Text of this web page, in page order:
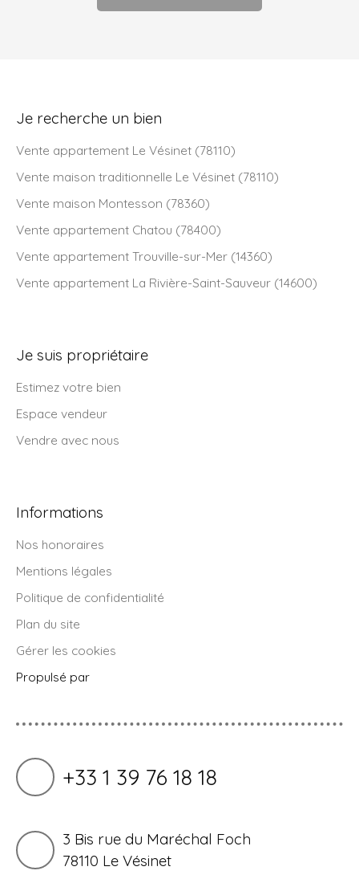
Je recherche un bien
Vente appartement Le Vésinet (78110)
Vente maison traditionnelle Le Vésinet (78110)
Vente maison Montesson (78360)
Vente appartement Chatou (78400)
Vente appartement Trouville-sur-Mer (14360)
Vente appartement La Rivière-Saint-Sauveur (14600)
Je suis propriétaire
Estimez votre bien
Espace vendeur
Vendre avec nous
Informations
Nos honoraires
Mentions légales
Politique de confidentialité
Plan du site
Gérer les cookies
Propulsé par
+33 1 39 76 18 18
3 Bis rue du Maréchal Foch
78110 Le Vésinet